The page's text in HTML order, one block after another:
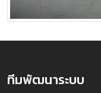
ทีมพัฒนาระบบ